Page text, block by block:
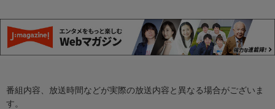
番組内容、放送時間などが実際の放送内容と異なる場合がございま
す。